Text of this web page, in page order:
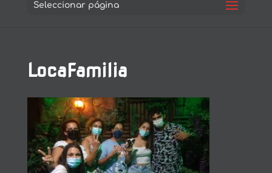
Seleccionar página
LocaFamilia